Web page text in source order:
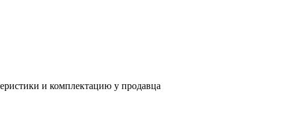
и комплектацию у продавца